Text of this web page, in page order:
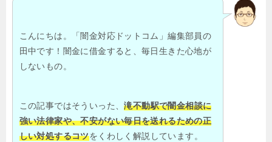
こんにちは。「闇金対応ドットコム」編集部員の
田中です！闇金に借金すると、毎日生きた心地が
しないもの。
この記事ではそういった、滝不動駅で闇金相談に
強い法律家や、不安がない毎日を送れるための正
しい対処するコツをくわしく解説しています。